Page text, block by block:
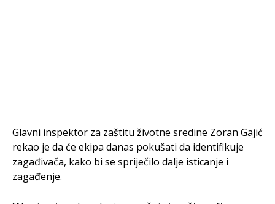
Glavni inspektor za zaštitu životne sredine Zoran Gajić
rekao je da će ekipa danas pokušati da identifikuje
zagađivača, kako bi se spriječilo dalje isticanje i
zagađenje.